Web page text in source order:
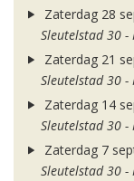
Zaterdag 28
Sleutelstad 30 -
Zaterdag 21
Sleutelstad 30 -
Zaterdag 14
Sleutelstad 30 -
Zaterdag 7
Sleutelstad 30 -